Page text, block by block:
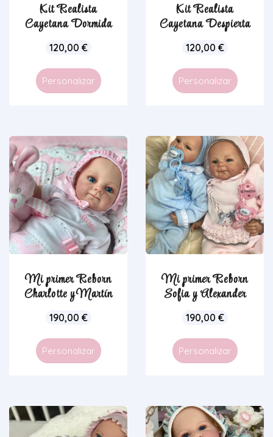
Kit Realista
Cayetana Dormida
120,00 €
Personalizar
Kit Realista
Cayetana Despierta
120,00 €
Personalizar
Mi primer Reborn
Charlotte y Martín
190,00 €
Personalizar
Mi primer Reborn
Sofia y Alexander
190,00 €
Personalizar